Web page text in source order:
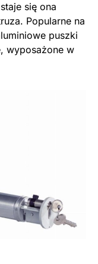
się ona
Popularne na
puszki
wyposażone w